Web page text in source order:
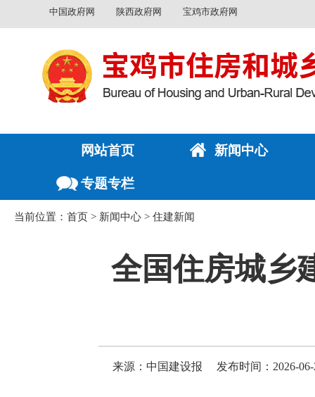
中国政府网 陕西政府网 宝鸡市政府网
网站首页 新闻中心
专题专栏
当前位置： 首页 > 新闻中心 > 住建新闻
全国住房城乡
来源：中国建设报 发布时间：2026-06-